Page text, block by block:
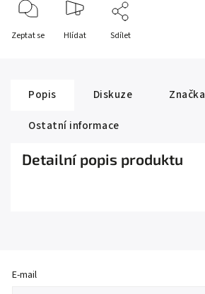
Zeptat se Hlídat Sdílet
Popis Diskuze Značka
Ostatní informace
Detailní popis produktu
E-mail